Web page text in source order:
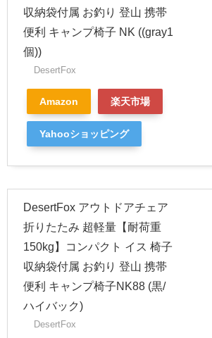
収納袋付属 お釣り 登山 携帯
便利 キャンプ椅子 NK ((gray1
個))
DesertFox
Amazon 楽天市場
Yahooショッピング
DesertFox アウトドアチェア
折りたたみ 超軽量【耐荷重
150kg】コンパクト イス 椅子
収納袋付属 お釣り 登山 携帯
便利 キャンプ椅子NK88 (黒/
ハイバック)
DesertFox